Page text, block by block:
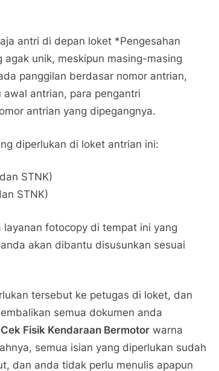
antri di depan loket *Pengesahan
unik, meskipun masing-masing
panggilan berdasar nomor antrian,
antrian, para pengantri
antrian yang dipegangnya.
diperlukan di loket antrian ini:
STNK)
STNK)
fotocopy di tempat ini yang
akan dibantu disusunkan sesuai
tersebut ke petugas di loket, dan
semua dokumen anda
Fisik Kendaraan Bermotor warna
semua isian yang diperlukan sudah
dan anda tidak perlu menulis apapun